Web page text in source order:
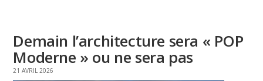
Demain l’architecture sera « POP
Moderne » ou ne sera pas
21 AVRIL 2026